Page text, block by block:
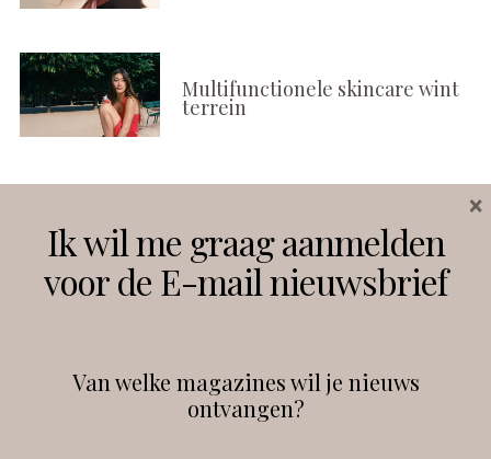
Multifunctionele skincare wint
terrein
Instagram Facebook
debeautyprofessional
Ik wil me graag aanmelden
voor de E-mail nieuwsbrief
Van welke magazines wil je nieuws
ontvangen?
×